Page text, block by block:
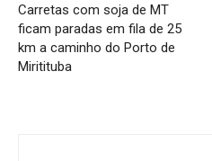
Carretas com soja de MT
ficam paradas em fila de 25
km a caminho do Porto de
Miritituba